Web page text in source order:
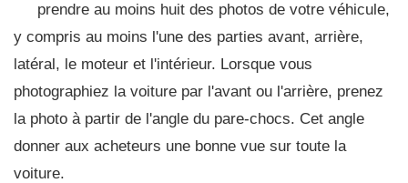
prendre au moins huit des photos de votre véhicule,
y compris au moins l'une des parties avant, arrière,
latéral, le moteur et l'intérieur. Lorsque vous
photographiez la voiture par l'avant ou l'arrière, prenez
la photo à partir de l'angle du pare-chocs. Cet angle
donner aux acheteurs une bonne vue sur toute la
voiture.